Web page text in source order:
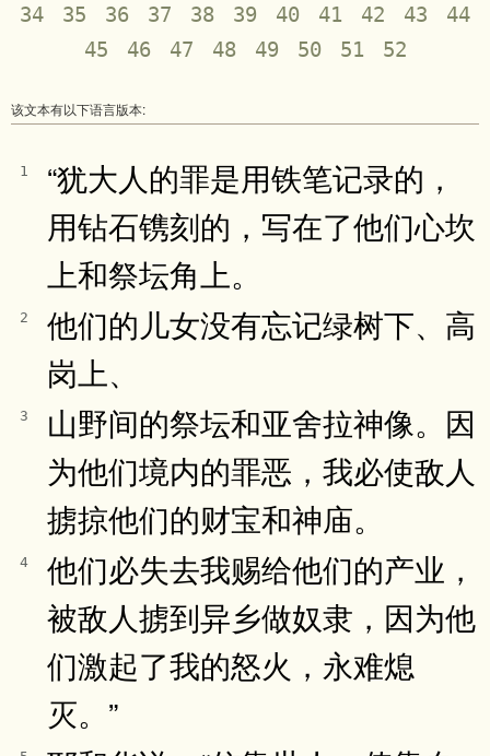
34
35 36 37 38 39 40 41 42 43
44
45
46 47 48 49 50 51 52
该文本有以下语言版本:
1
“犹大人的罪是用铁笔记录的，
用钻石镌刻的，写在了他们心坎
上和祭坛角上。
2
他们的儿女没有忘记绿树下、高
岗上、
3
山野间的祭坛和亚舍拉神像。因
为他们境内的罪恶，我必使敌人
掳掠他们的财宝和神庙。
4
他们必失去我赐给他们的产业，
被敌人掳到异乡做奴隶，因为他
们激起了我的怒火，永难熄
灭。”